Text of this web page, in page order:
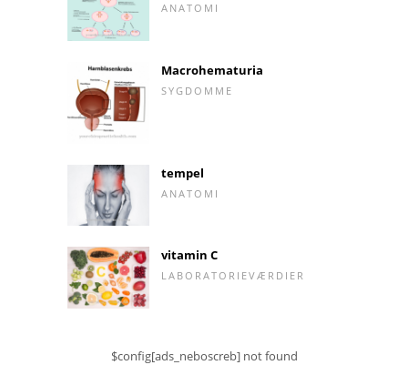
ANATOMI
Macrohematuria
SYGDOMME
tempel
ANATOMI
vitamin C
LABORATORIEVÆRDIER
$config[ads_neboscreb] not found